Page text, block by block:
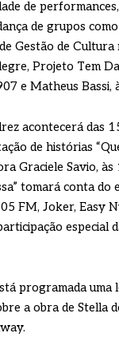
de
de grupos
Gestão de Cultura
Projeto Tem
e Matheus Bassi,
acontecerá das
de histórias
Graciele Savio,
tomará conta do
FM, Joker, Easy
especial
programada uma
a obra de Stella